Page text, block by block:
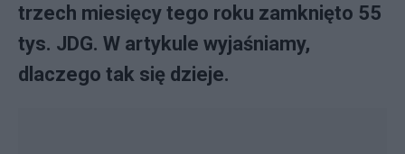
trzech miesięcy tego roku zamknięto 55
tys. JDG. W artykule wyjaśniamy,
dlaczego tak się dzieje.